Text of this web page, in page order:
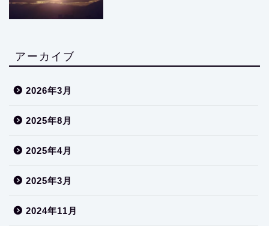
アーカイブ
2026年3月
2025年8月
2025年4月
2025年3月
2024年11月